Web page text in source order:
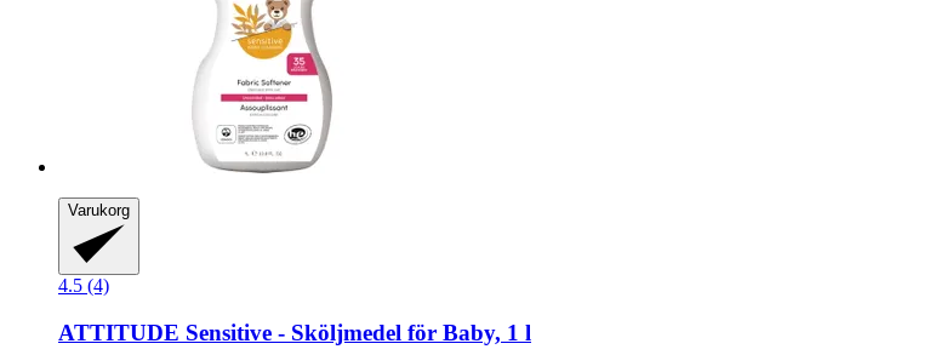
Varukorg
4.5 (4)
ATTITUDE Sensitive -​ Sköljmedel för Baby, 1 l